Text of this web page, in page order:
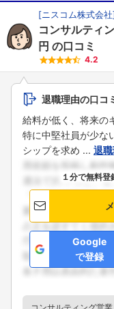
こちら
[ニスコム株式会社
コンサルティ
円 の口コミ
4.2
退職理由の口コ
給料が低く、将来の
特に中堅社員が少な
シップを求め ... 退
１分で無料
Google
で登録